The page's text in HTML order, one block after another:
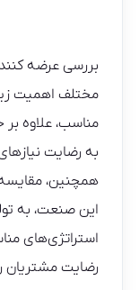
بررسی عرضه
مختلف اهمیت
مناسب، علاوه
به رضایت
همچنین،
این صنعت، به
استراتژی‌های
رضایت مشتریان